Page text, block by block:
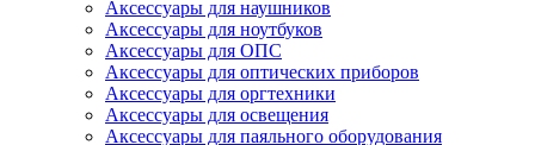
Аксессуары для наушников
Аксессуары для ноутбуков
Аксессуары для ОПС
Аксессуары для оптических приборов
Аксессуары для оргтехники
Аксессуары для освещения
Аксессуары для паяльного оборудования